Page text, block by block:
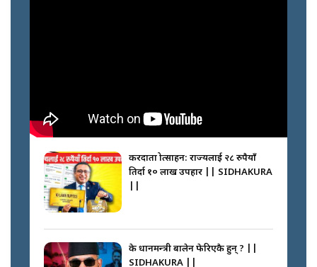
करदाता प्रोत्साहन: राज्यलाई २८ रुपैयाँ
तिर्दा १० लाख उपहार || SIDHAKURA
के प्रधानमन्त्री बालेन फेरिएकै हुन् ? ||
SIDHAKURA ||